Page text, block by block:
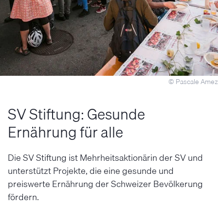
© Pascale Amez
SV Stiftung: Gesunde
Ernährung für alle
Die SV Stiftung ist Mehrheitsaktionärin der SV und
unterstützt Projekte, die eine gesunde und
preiswerte Ernährung der Schweizer Bevölkerung
fördern.